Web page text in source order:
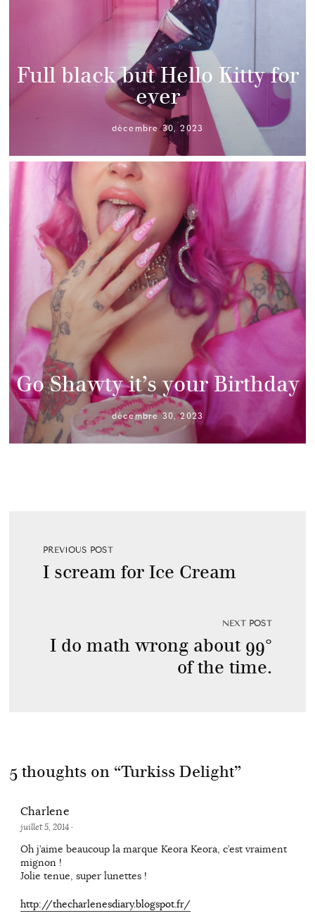
Full black but Hello Kitty for
ever
décembre 30, 2023
Go Shawty it’s your Birthday
décembre 30, 2023
PREVIOUS POST
I scream for Ice Cream
NEXT POST
I do math wrong about 99°
of the time.
5 thoughts on “Turkiss Delight”
Charlene
juillet 5, 2014·
Oh j’aime beaucoup la marque Keora Keora, c’est vraiment
mignon !
Jolie tenue, super lunettes !
http://thecharlenesdiary.blogspot.fr/